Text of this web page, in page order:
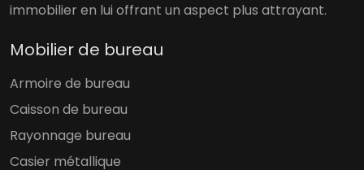
immobilier en lui offrant un aspect plus attrayant.
Mobilier de bureau
Armoire de bureau
Caisson de bureau
Rayonnage bureau
Casier métallique